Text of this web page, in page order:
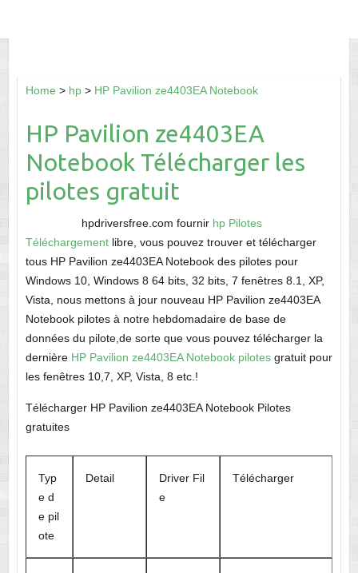
Home > hp> HP Pavilion ze4403EA Notebook
HP Pavilion ze4403EA
Notebook Télécharger les
pilotes gratuit
hpdriversfree.com fournir hp Pilotes
Téléchargementlibre, vous pouvez trouver et télécharger
tous HP Pavilion ze4403EA Notebook des pilotes pour
Windows 10, Windows 8 64 bits, 32 bits, 7 fenêtres 8.1, XP,
Vista, nous mettons à jour nouveau HP Pavilion ze4403EA
Notebook pilotes à notre hebdomadaire de base de
données du pilote,de sorte que vous pouvez télécharger la
dernière HP Pavilion ze4403EA Notebook pilotesgratuit pour
les fenêtres 10,7, XP, Vista, 8 etc.!
Télécharger HP Pavilion ze4403EA Notebook Pilotes
gratuites
Typ
e d
e pil
ote
Detail
Driver Fil
e
Télécharger